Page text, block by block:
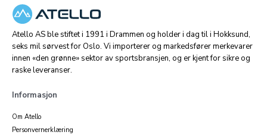
Atello AS ble stiftet i 1991 i Drammen og holder i dag til i Hokksund,
seks mil sørvest for Oslo. Vi importerer og markedsfører merkevarer
innen «den grønne» sektor av sportsbransjen, og er kjent for sikre og
raske leveranser.
Informasjon
Om Atello
Personvernerklæring